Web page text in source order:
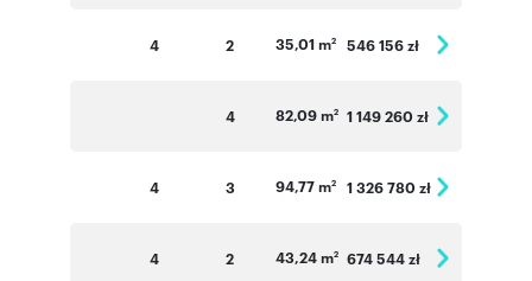
4 2 35,01 m2 546 156 zł
4 82,09 m2 1 149 260 zł
4 3 94,77 m2 1 326 780 zł
4 2 43,24 m2 674 544 zł